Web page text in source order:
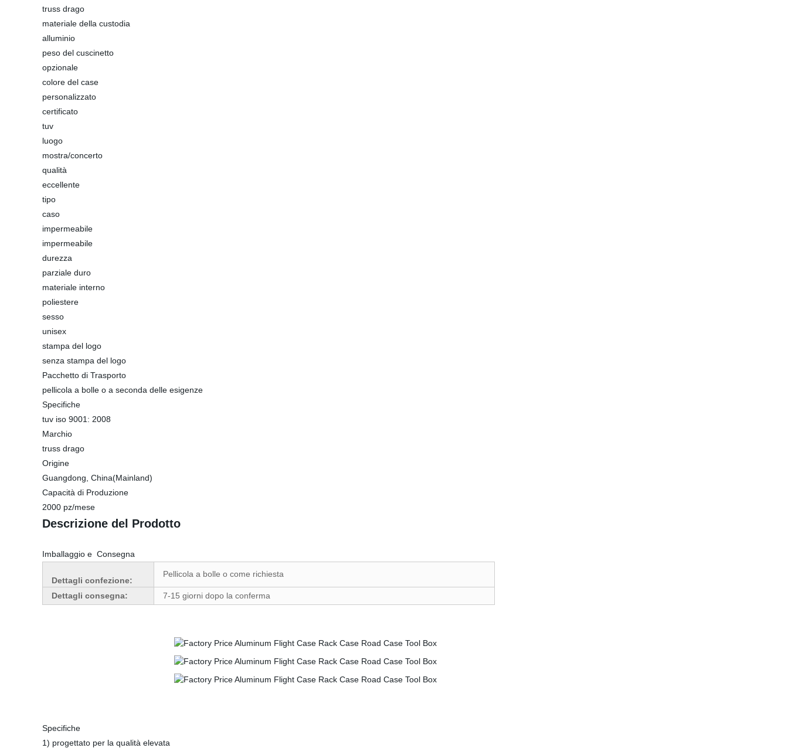
truss drago
materiale della custodia
alluminio
peso del cuscinetto
opzionale
colore del case
personalizzato
certificato
tuv
luogo
mostra/concerto
qualità
eccellente
tipo
caso
impermeabile
impermeabile
durezza
parziale duro
materiale interno
poliestere
sesso
unisex
stampa del logo
senza stampa del logo
Pacchetto di Trasporto
pellicola a bolle o a seconda delle esigenze
Specifiche
tuv iso 9001: 2008
Marchio
truss drago
Origine
Guangdong, China(Mainland)
Capacità di Produzione
2000 pz/mese
Descrizione del Prodotto
Imballaggio e Consegna
Dettagli confezione:
Pellicola a bolle o come richiesta
Dettagli consegna: 7-15 giorni dopo la conferma
Specifiche
1) progettato per la qualità elevata